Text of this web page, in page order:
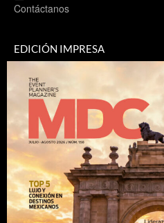
Contáctanos
EDICIÓN IMPRESA